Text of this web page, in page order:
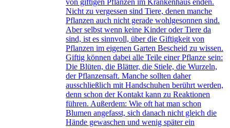
von giftigen Pflanzen im Krankenhaus enden.
Nicht zu vergessen sind Tiere, denen manche
Pflanzen auch nicht gerade wohlgesonnen sind.
Aber selbst wenn keine Kinder oder Tiere da
sind, ist es sinnvoll, über die Giftigkeit von
Pflanzen im eigenen Garten Bescheid zu wissen.
Giftig können dabei alle Teile einer Pflanze sein:
Die Blüten, die Blätter, die Stiele, die Wurzeln,
der Pflanzensaft. Manche sollten daher
ausschließlich mit Handschuhen berührt werden,
denn schon der Kontakt kann zu Reaktionen
führen. Außerdem: Wie oft hat man schon
Blumen angefasst, sich danach nicht gleich die
Hände gewaschen und wenig später ein